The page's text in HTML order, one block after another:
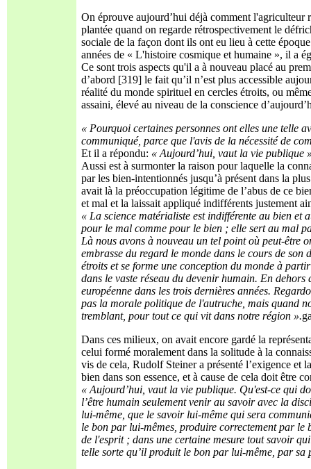
On éprouve aujourd’hui déjà comment l'agriculteur
plantée quand on regarde rétrospectivement le
sociale de la façon dont ils ont eu lieu à cette
années de « L'histoire cosmique et humaine », il a
Ce sont trois aspects qu'il a à nouveau placé au
d’abord [319] le fait qu’il n’est plus accessible
réalité du monde spirituel en cercles étroits, ou
assaini, élevé au niveau de la conscience
« Pourquoi certaines personnes ont elles une telle
communiqué, parce que l'avis de la nécessité de
Et il a répondu: « Aujourd’hui, vaut la vie publique
Aussi est à surmonter la raison pour laquelle la
par les bien-intentionnés jusqu’à présent dans la
avait là la préoccupation légitime de l’abus de ce
et mal et la laissait appliqué indifférents justement
« La science matérialiste est indifférente au bien et
pour le mal comme pour le bien ; elle sert au mal
Là nous avons à nouveau un tel point où peut-être
embrasse du regard le monde dans le cours de son
étroits et se forme une conception du monde à
dans le vaste réseau du devenir humain. En
européenne dans les trois dernières années.
pas la morale politique de l'autruche, mais quand
tremblant, pour tout ce qui vit dans notre région ».
Dans ces milieux, on avait encore gardé la
celui formé moralement dans la solitude à la
vis de cela, Rudolf Steiner a présenté l’exigence et
bien dans son essence, et à cause de cela doit être
« Aujourd’hui, vaut la vie publique. Qu'est-ce qui
l’être humain seulement venir au savoir avec la
lui-même, que le savoir lui-même qui sera
le bon par lui-mêmes, produire correctement par le
de l'esprit ; dans une certaine mesure tout savoir
telle sorte qu’il produit le bon par lui-même, par sa